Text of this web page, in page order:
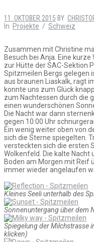
11. OKTOBER 2015 BY
In Projekte / Schweiz
Zusammen mit Christine
Besuch bei Anja. Eine
zur Hütte der SAC-Sektion
Spitzmeilen Bergs gelegen
aus braunen Liaskalk, ragt
konnte uns zum Glück
zum Nachtessen durch die
einen wunderschönen
Die Nacht war dann
gegen 10:00 Uhr
Ein wenig weiter oben von
sich die Sterne spiegelten.
versteckten sich die ersten
Wolkenfeld. Die kalte Nacht
Boden am Morgen mit Reif
immer wieder angelaufen
Kleines Seeli unterhalb des
Sonnenuntergang über dem
Spiegelung der Milchstrasse
klicken)